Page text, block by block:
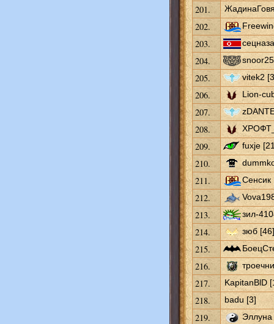
201.
202.
203.
204.
205. vitek2
206. Lion-
207.
208.
209. fuxje
210.
211. Сенсик
212.
213. зил-
214. зюб [46]
215.
216.
217. KapitanBlD
218. badu [3]
219. Эллуна